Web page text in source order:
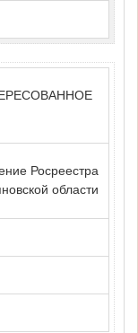
Росреестра
области